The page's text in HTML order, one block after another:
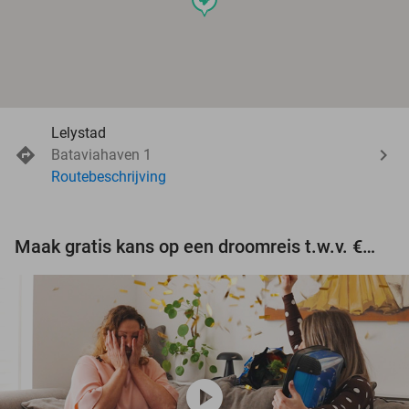
Lelystad
Bataviahaven 1
Routebeschrijving
Maak gratis kans op een droomreis t.w.v. €3.000!
play_circle